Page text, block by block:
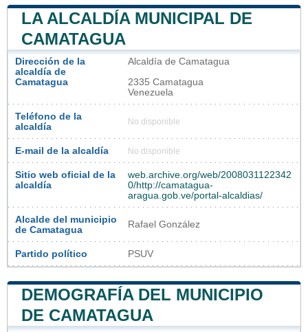
LA ALCALDÍA MUNICIPAL DE
CAMATAGUA
Dirección de la
alcaldía de
Camatagua
Alcaldía de Camatagua
2335 Camatagua
Venezuela
Teléfono de la
alcaldía
No disponible
E-mail de la alcaldía No disponible
Sitio web oficial de la
alcaldía
web.archive.org/web/2008031122342
0/http://camatagua-
aragua.gob.ve/portal-alcaldias/
Alcalde del municipio
de Camatagua
Rafael González
Partido político PSUV
DEMOGRAFÍA DEL MUNICIPIO
DE CAMATAGUA